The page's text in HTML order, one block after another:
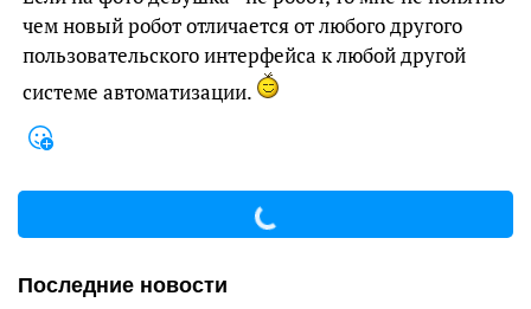
чем новый робот отличается от любого другого
пользовательского интерфейса к любой другой
системе автоматизации.
Последние новости